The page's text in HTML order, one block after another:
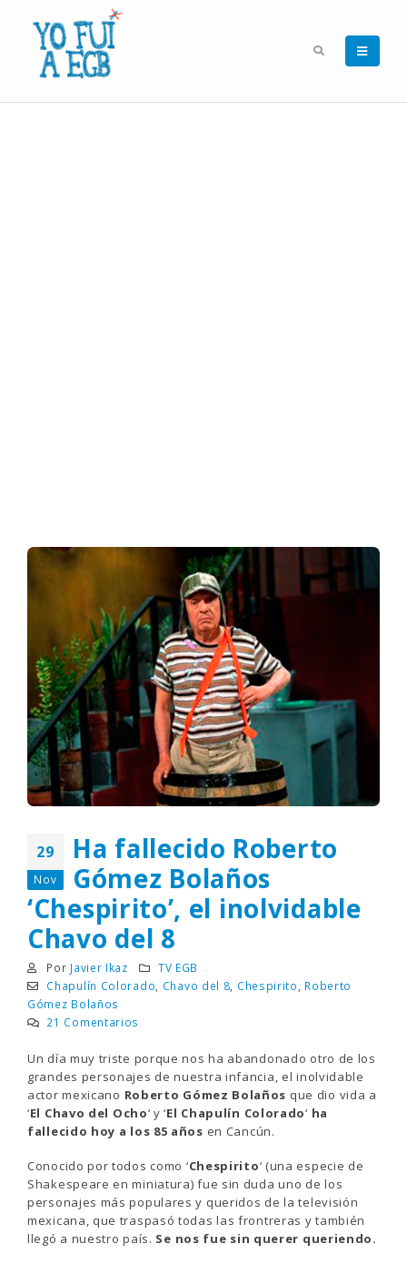
29
Nov
Ha fallecido Roberto
Gómez Bolaños
‘Chespirito’, el inolvidable
Chavo del 8
Por Javier Ikaz
TV EGB
Chapulín Colorado
Chavo del 8 Chespirito
Roberto
Gómez Bolaños
21 Comentarios
Un día muy triste porque nos ha abandonado otro de los
grandes personajes de nuestra infancia, el inolvidable
actor mexicano Roberto Gómez Bolaños que dio vida a
‘El Chavo del Ocho‘ y ‘El Chapulín Colorado‘ ha
fallecido hoy a los 85 años en Cancún.
Conocido por todos como ‘Chespirito‘ (una especie de
Shakespeare en miniatura) fue sin duda uno de los
personajes más populares y queridos de la televisión
mexicana, que traspasó todas las frontreras y también
llegó a nuestro país. Se nos fue sin querer queriendo.